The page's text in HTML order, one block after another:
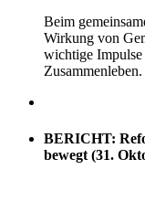
Beim
Wirkung von
wichtige
Zusammenleben.
BERICHT:
bewegt (31.